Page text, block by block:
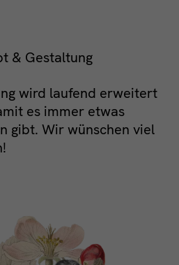
& Gestaltung
wird laufend erweitert
es immer etwas
gibt. Wir wünschen viel